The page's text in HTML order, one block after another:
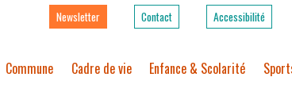
Newsletter Contact Accessibilité
Commune Cadre de vie Enfance & Scolarité